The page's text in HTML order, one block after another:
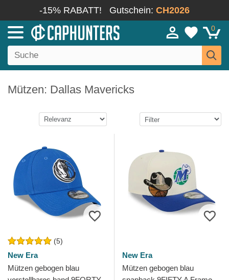
-15% RABATT! Gutschein: CH2026
0
Mützen: Dallas Mavericks
(5)
New Era
Mützen gebogen blau
New Era
Mützen gebogen blau